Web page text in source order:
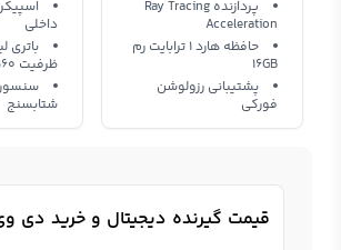
پردازنده Ray Tracing
Acceleration
حافظه هارد 1 ترابایت رم
16GB
پشتیبانی رزولوشن
فورکی
داخلی
باتری
ظرفیت 1560 mAh
شتابسنج
قیمت گیرنده دیجیتال و خرید دی